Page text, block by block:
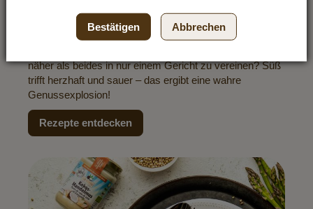
Buchweizensalat mit Spargel und
Erdbeeren
Es ist SPARGELSAISON! Und gleich dazu gibt es auch
näher als beides in nur einem Gericht zu vereinen? Süß
trifft herzhaft und sauer – das ergibt eine wahre
Genussexplosion!
Rezepte entdecken
Bestätigen Abbrechen